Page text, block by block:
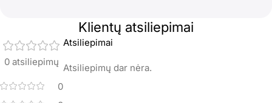
Klientų atsiliepimai
0 atsiliepimų
0
Atsiliepimai
Atsiliepimų dar nėra.